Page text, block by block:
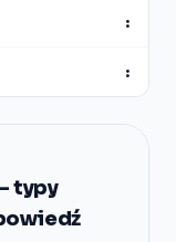
:
:
typy